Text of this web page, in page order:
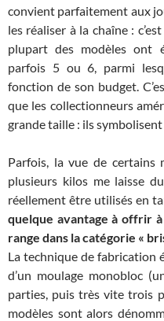
convient parfaitement aux
les réaliser à la chaîne :
plupart des modèles ont
parfois 5 ou 6, parmi
fonction de son budget.
que les collectionneurs
grande taille : ils symbolisent
Parfois, la vue de certains
plusieurs kilos me laisse
réellement être utilisés en
quelque avantage à offrir
range dans la catégorie «
La technique de fabrication
d’un moulage monobloc
parties, puis très vite trois
modèles sont alors